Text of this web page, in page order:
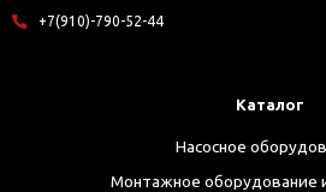
+7(910)-790-52-44
Каталог
Насосное
Монтажное оборудование